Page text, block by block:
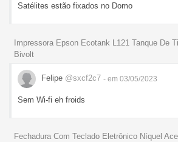
Satélites estão fixados no Domo
Impressora Epson Ecotank L121 Tanque De
Bivolt
Felipe @sxcf2c7 - em 03/05/2023
Sem Wi-fi eh froids
Fechadura Com Teclado Eletrônico Níquel